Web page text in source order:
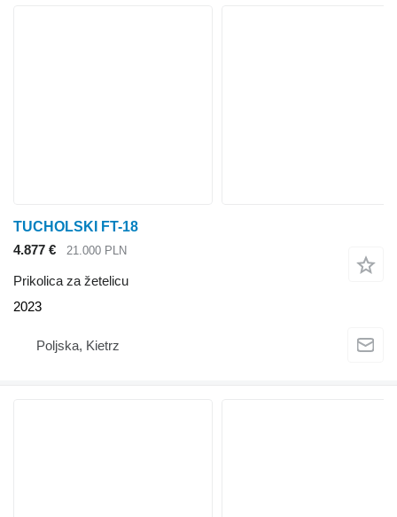
TUCHOLSKI FT-18
4.877 €
21.000 PLN
Prikolica za žetelicu
2023
Poljska, Kietrz